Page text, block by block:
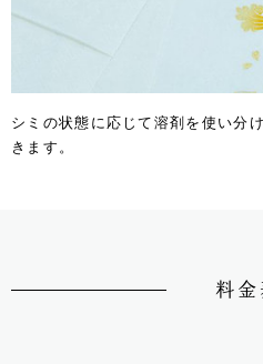
シミの状態に応じて溶剤を使い分
きます。
料金